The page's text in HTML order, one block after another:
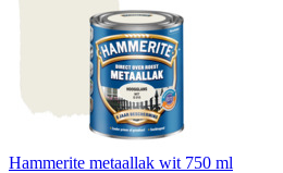
Hammerite metaallak wit 750 ml